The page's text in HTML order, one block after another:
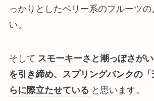
っかりとしたベリー系のフルーツの
い。
そして スモーキーさと潮っぽさが
を引き締め、スプリングバンクの「
らに際立たせている と思います。